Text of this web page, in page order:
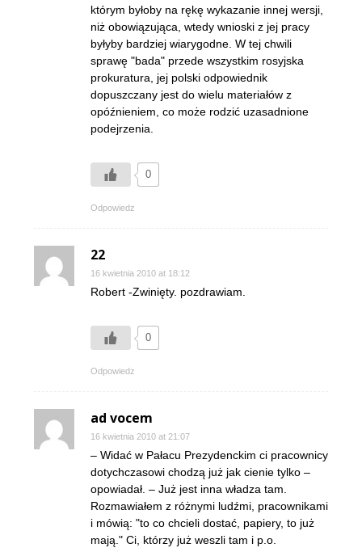
którym byłoby na rękę wykazanie innej wersji,
niż obowiązująca, wtedy wnioski z jej pracy
byłyby bardziej wiarygodne. W tej chwili
sprawę "bada" przede wszystkim rosyjska
prokuratura, jej polski odpowiednik
dopuszczany jest do wielu materiałów z
opóźnieniem, co może rodzić uzasadnione
podejrzenia.
0
Odpowiedz
22
16 kwietnia 2010 at 18:12
Robert -Zwinięty. pozdrawiam.
0
Odpowiedz
ad vocem
16 kwietnia 2010 at 21:07
– Widać w Pałacu Prezydenckim ci pracownicy
dotychczasowi chodzą już jak cienie tylko –
opowiadał. – Już jest inna władza tam.
Rozmawiałem z różnymi ludźmi, pracownikami
i mówią: "to co chcieli dostać, papiery, to już
mają." Ci, którzy już weszli tam i p.o.